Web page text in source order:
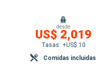
desde
US$ 2,019
Tasas: +US$ 10
Comidas incluidas